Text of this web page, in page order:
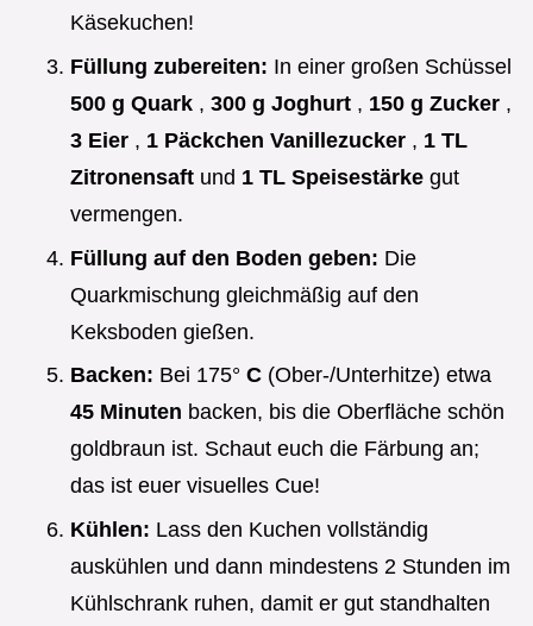
Käsekuchen!
Füllung zubereiten: In einer großen Schüssel
500 g Quark , 300 g Joghurt , 150 g Zucker ,
3 Eier , 1 Päckchen Vanillezucker , 1 TL
Zitronensaft und 1 TL Speisestärke gut
vermengen.
Füllung auf den Boden geben: Die
Quarkmischung gleichmäßig auf den
Keksboden gießen.
Backen: Bei 175° C (Ober-/Unterhitze) etwa
45 Minuten backen, bis die Oberfläche schön
goldbraun ist. Schaut euch die Färbung an;
das ist euer visuelles Cue!
Kühlen: Lass den Kuchen vollständig
auskühlen und dann mindestens 2 Stunden im
Kühlschrank ruhen, damit er gut standhalten